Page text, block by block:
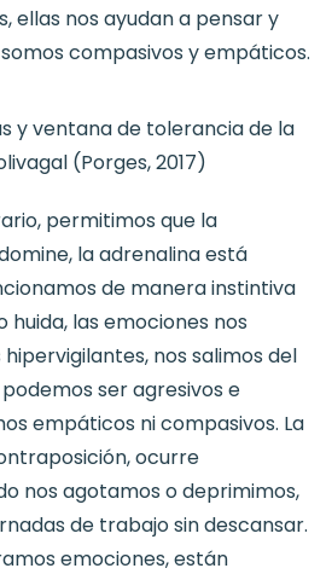
ellas nos ayudan a pensar y
compasivos y empáticos.
y ventana de tolerancia de la
(Porges, 2017)
permitimos que la
la adrenalina está
de manera instintiva
huida, las emociones nos
nos salimos del
ser agresivos e
empáticos ni compasivos. La
ocurre
nos agotamos o deprimimos,
de trabajo sin descansar.
emociones, están